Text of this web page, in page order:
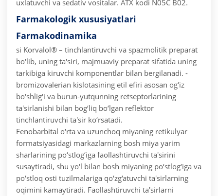
uxlatuvchi va sedativ vositalar. ATX kodi N05C B02.
Farmakologik xususiyatlari
Farmakodinamika
si Korvalol® – tinchlantiruvchi va spazmolitik preparat
bo‘lib, uning ta'siri, majmuaviy preparat sifatida uning
tarkibiga kiruvchi komponentlar bilan bergilanadi. -
bromizovalerian kislotasining etil efiri asosan og‘iz
bo‘shlig‘i va burun-yutqunning retseptorlarining
ta'sirlanishi bilan bog‘liq bo‘lgan reflektor
tinchlantiruvchi ta'sir ko‘rsatadi.
Fenobarbital o‘rta va uzunchoq miyaning retikulyar
formatsiyasidagi markazlarning bosh miya yarim
sharlarining po‘stlog‘iga faollashtiruvchi ta'sirini
susaytiradi, shu yo‘l bilan bosh miyaning po‘stlog‘iga va
po‘stloq osti tuzilmalariga qo‘zg‘atuvchi ta'sirlarning
oqimini kamaytiradi. Faollashtiruvchi ta'sirlarni